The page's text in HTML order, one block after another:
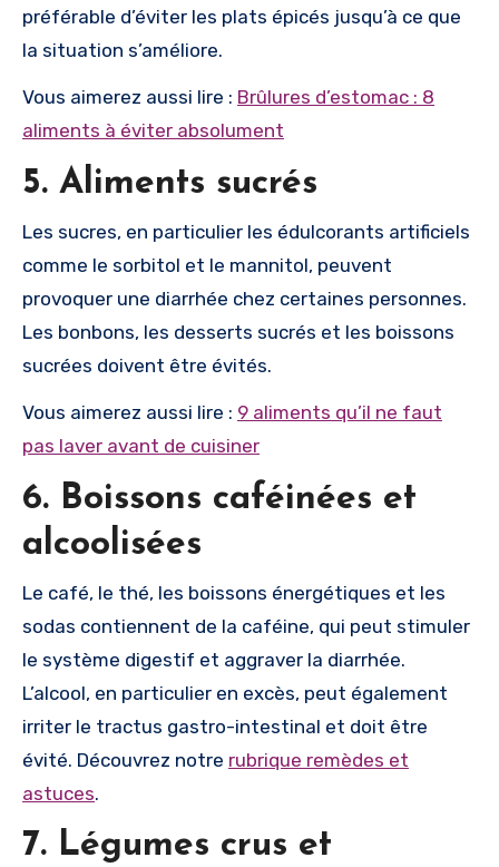
préférable d’éviter les plats épicés jusqu’à ce que
la situation s’améliore.
Vous aimerez aussi lire : Brûlures d’estomac : 8
aliments à éviter absolument
5. Aliments sucrés
Les sucres, en particulier les édulcorants artificiels
comme le sorbitol et le mannitol, peuvent
provoquer une diarrhée chez certaines personnes.
Les bonbons, les desserts sucrés et les boissons
sucrées doivent être évités.
Vous aimerez aussi lire : 9 aliments qu’il ne faut
pas laver avant de cuisiner
6. Boissons caféinées et
alcoolisées
Le café, le thé, les boissons énergétiques et les
sodas contiennent de la caféine, qui peut stimuler
le système digestif et aggraver la diarrhée.
L’alcool, en particulier en excès, peut également
irriter le tractus gastro-intestinal et doit être
évité. Découvrez notre rubrique remèdes et
astuces.
7. Légumes crus et